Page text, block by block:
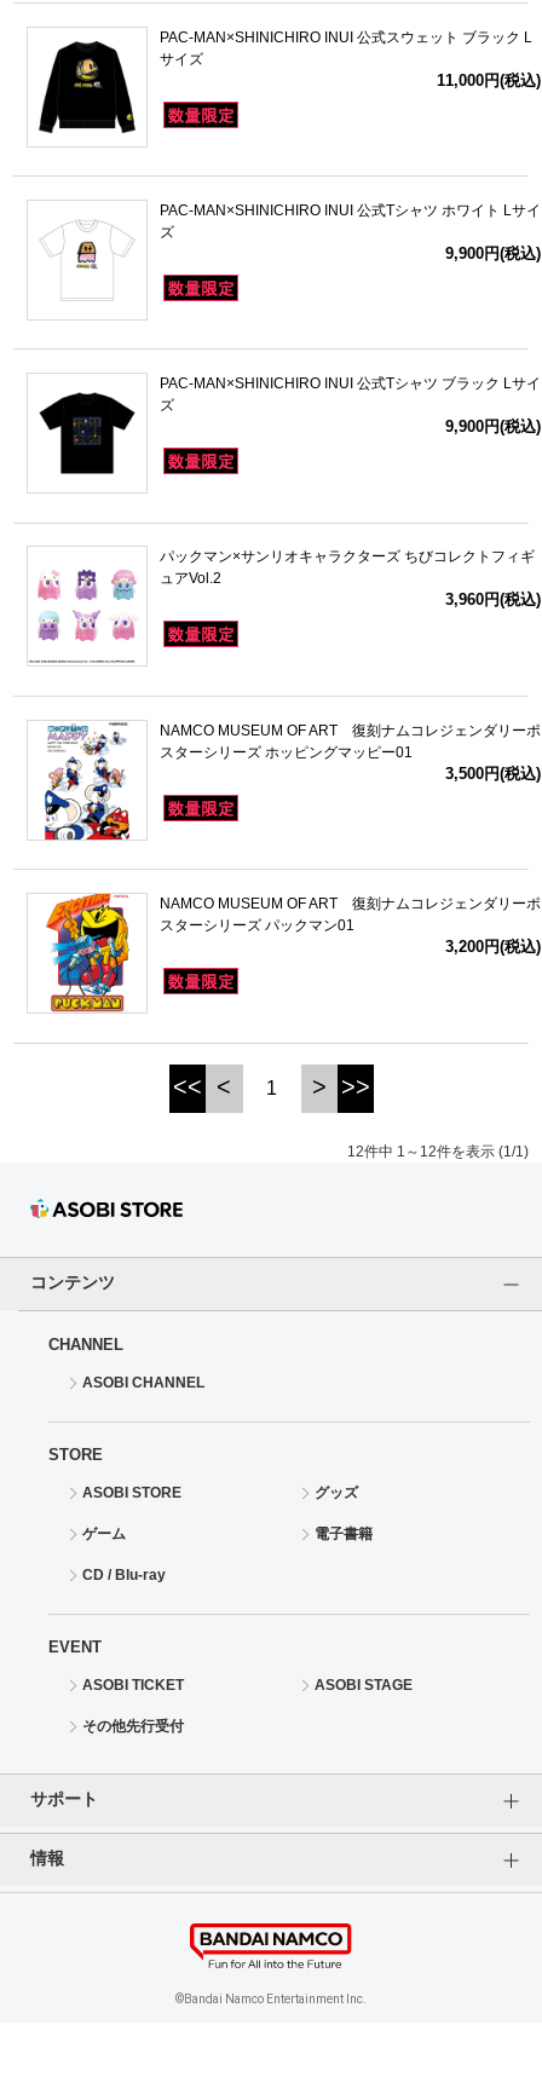
PAC-MAN×SHINICHIRO INUI 公式スウェット ブラック L
サイズ
11,000円(税込)
PAC-MAN×SHINICHIRO INUI 公式Tシャツ ホワイト Lサイ
ズ
9,900円(税込)
PAC-MAN×SHINICHIRO INUI 公式Tシャツ ブラック Lサイ
ズ
9,900円(税込)
パックマン×サンリオキャラクターズ ちびコレクトフィギ
ュアVol.2
3,960円(税込)
NAMCO MUSEUM OF ART 復刻ナムコレジェンダリーポ
スターシリーズ ホッピングマッピー01
3,500円(税込)
NAMCO MUSEUM OF ART 復刻ナムコレジェンダリーポ
スターシリーズ パックマン01
3,200円(税込)
<< < 1 > >>
12件中 1～12件を表示 (1/1)
コンテンツ
CHANNEL
ASOBI CHANNEL
STORE
ASOBI STORE グッズ
ゲーム 電子書籍
CD / Blu-ray
EVENT
ASOBI TICKET ASOBI STAGE
その他先行受付
サポート
情報
個人情報保護方針
特定商取引法に基づく表記 企業情報
©Bandai Namco Entertainment Inc.